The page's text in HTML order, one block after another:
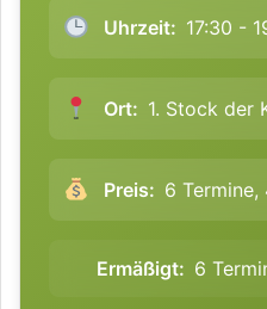
Uhrzeit: 17:30 -
Ort: 1. Stock der
Preis: 6 Termine,
Ermäßigt: 6